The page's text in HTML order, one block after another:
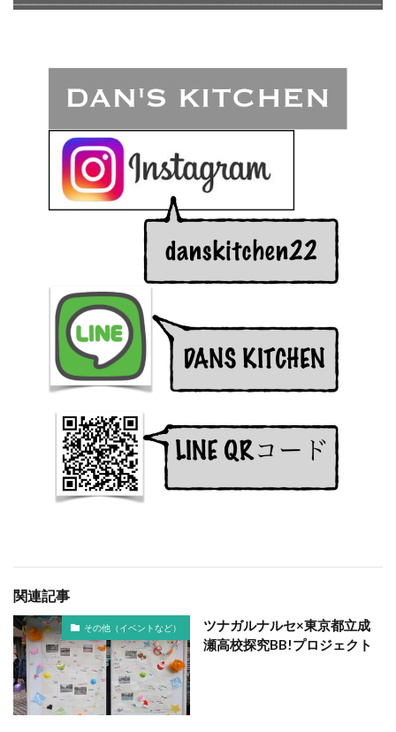
関連記事
その他（イベントなど）
ツナガルナルセ×東京都立成
瀬高校探究BB!プロジェクト